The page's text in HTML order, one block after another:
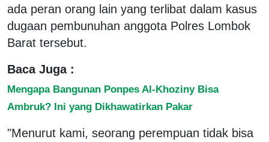
ada peran orang lain yang terlibat dalam kasus
dugaan pembunuhan anggota Polres Lombok
Barat tersebut.
Baca Juga :
Mengapa Bangunan Ponpes Al-Khoziny Bisa
Ambruk? Ini yang Dikhawatirkan Pakar
"Menurut kami, seorang perempuan tidak bisa